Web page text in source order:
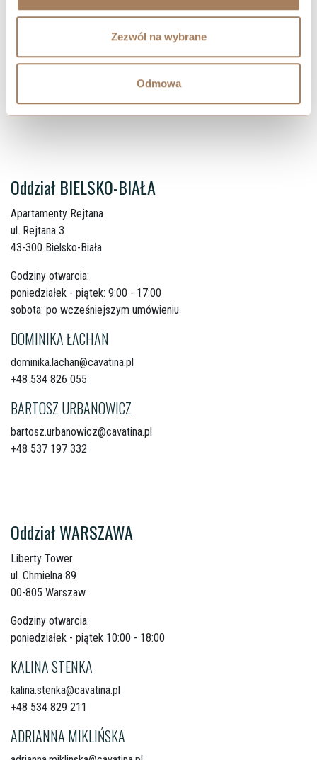
Zezwól na wybrane
Odmowa
agnieszka.osiecka@cavatina.pl
MICHAŁ ZARZYCKI
+48 534 391 260
Oddział BIELSKO-BIAŁA
Apartamenty Rejtana
ul. Rejtana 3
43-300 Bielsko-Biała
Godziny otwarcia:
poniedziałek - piątek: 9:00 - 17:00
sobota: po wcześniejszym umówieniu
DOMINIKA ŁACHAN
dominika.lachan@cavatina.pl
+48 534 826 055
BARTOSZ URBANOWICZ
bartosz.urbanowicz@cavatina.pl
+48 537 197 332
Oddział WARSZAWA
Liberty Tower
ul. Chmielna 89
00-805 Warszaw
Godziny otwarcia:
poniedziałek - piątek 10:00 - 18:00
KALINA STENKA
kalina.stenka@cavatina.pl
+48 534 829 211
ADRIANNA MIKLIŃSKA